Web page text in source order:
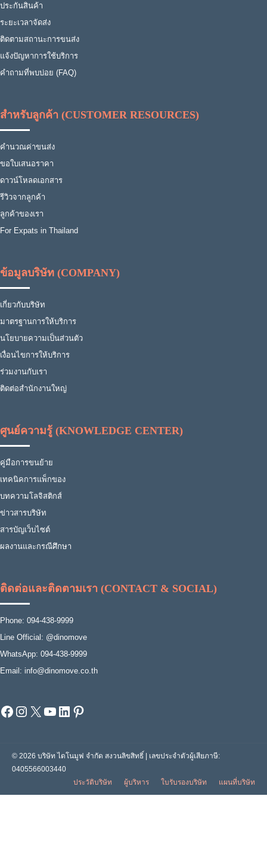
ประกันสินค้า
ระยะเวลาจัดส่ง
ติดตามสถานะการขนส่ง
แจ้งปัญหาการใช้บริการ
คำถามที่พบบ่อย (FAQ)
สำหรับลูกค้า (CUSTOMER RESOURCES)
คำนวณค่าขนส่ง
ขอใบเสนอราคา
ดาวน์โหลดเอกสาร
รีวิวจากลูกค้า
ลูกค้าของเรา
For Expats in Thailand
ข้อมูลบริษัท (COMPANY)
เกี่ยวกับบริษัท
มาตรฐานการให้บริการ
นโยบายความเป็นส่วนตัว
เงื่อนไขการให้บริการ
ร่วมงานกับเรา
ติดต่อสำนักงานใหญ่
ศูนย์ความรู้ (KNOWLEDGE CENTER)
คู่มือการขนย้าย
เทคนิคการแพ็กของ
บทความโลจิสติกส์
ข่าวสารบริษัท
สารบัญเว็บไซต์
ผลงานและกรณีศึกษา
ติดต่อและติดตามเรา (CONTACT & SOCIAL)
Phone: 094-438-9999
Line Official: @dinomove
WhatsApp: 094-438-9999
Email: info@dinomove.co.th
Facebook
Instagram
X YouTube
LinkedIn
Pinterest
© 2026 บริษัท ไดโนมูฟ จำกัด สงวนลิขสิทธิ์ | เลขประจำตัวผู้เสียภาษี:
0405566003440
ประวัติบริษัท
ผู้บริหาร ใบรับรองบริษัท แผนที่บริษัท